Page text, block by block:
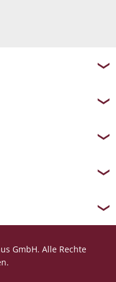
GmbH. Alle Rechte